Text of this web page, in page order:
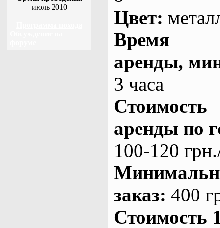
июль 2010
Цвет:
Время
аренды,
3 часа
Стоимость
аренды по
100-120
заказ: 400
Стоимость